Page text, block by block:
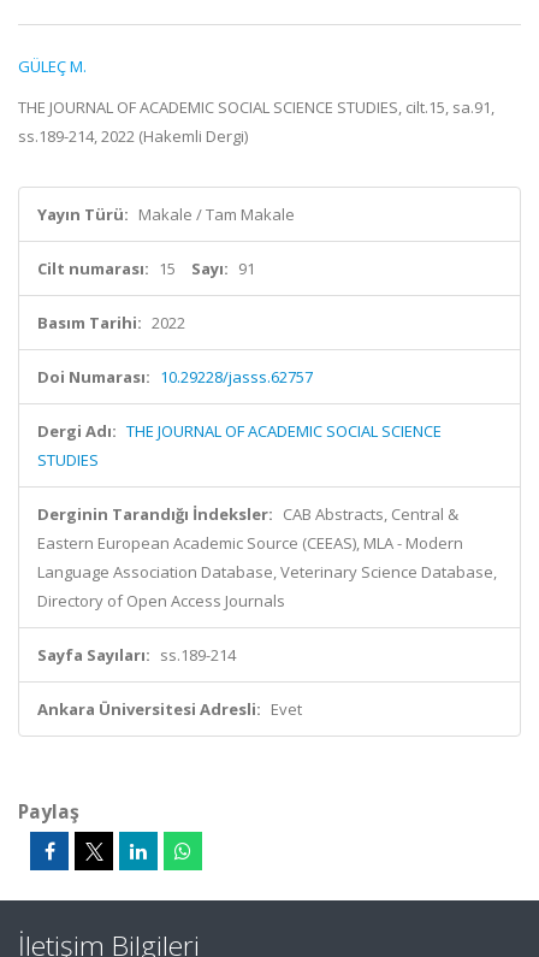
GÜLEÇ M.
THE JOURNAL OF ACADEMIC SOCIAL SCIENCE STUDIES, cilt.15, sa.91,
ss.189-214, 2022 (Hakemli Dergi)
Yayın Türü: Makale / Tam Makale
Cilt numarası: 15 Sayı: 91
Basım Tarihi: 2022
Doi Numarası: 10.29228/jasss.62757
Dergi Adı: THE JOURNAL OF ACADEMIC SOCIAL SCIENCE
STUDIES
Derginin Tarandığı İndeksler: CAB Abstracts, Central &
Eastern European Academic Source (CEEAS), MLA - Modern
Language Association Database, Veterinary Science Database,
Directory of Open Access Journals
Sayfa Sayıları: ss.189-214
Ankara Üniversitesi Adresli: Evet
Paylaş
İletişim Bilgileri